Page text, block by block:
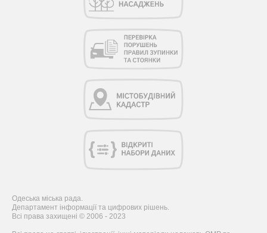
Одеська міська рада.
Департамент інформації та цифрових рішень.
Всі права захищені © 2006 - 2023